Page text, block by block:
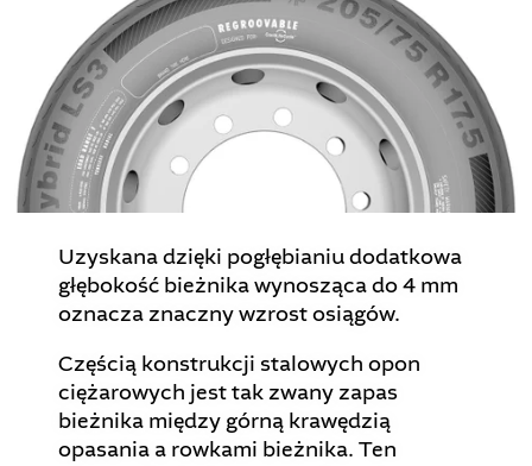
Uzyskana dzięki pogłębianiu dodatkowa
głębokość bieżnika wynosząca do 4 mm
oznacza znaczny wzrost osiągów.
Częścią konstrukcji stalowych opon
ciężarowych jest tak zwany zapas
bieżnika między górną krawędzią
opasania a rowkami bieżnika. Ten